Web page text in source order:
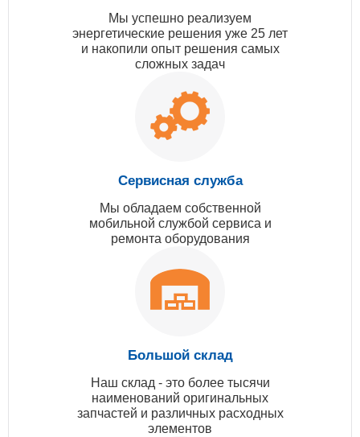
Мы успешно реализуем
энергетические решения уже 25 лет
и накопили опыт решения самых
сложных задач
Сервисная служба
Мы обладаем собственной
мобильной службой сервиса и
ремонта оборудования
Большой склад
Наш склад - это более тысячи
наименований оригинальных
запчастей и различных расходных
элементов